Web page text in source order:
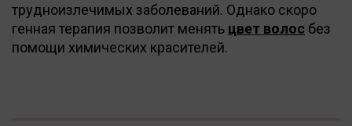
трудноизлечимых заболеваний. Однако скоро
генная терапия позволит менять цвет волос без
помощи химических красителей.